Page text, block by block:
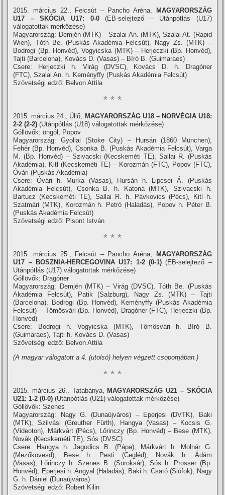
2015. március 22., Felcsút – Pancho Aréna,
MAGYARORSZÁG
U17 – SKÓCIA U17: 0-0(EB-selejtező – Utánpótlás (U17)
válogatottak mérkőzése)
Magyarország: Demjén (MTK) – Szalai An. (MTK), Szalai At. (Rapid
Wien), Tóth Be. (Puskás Akadémia Felcsút), Nagy Zs. (MTK) –
Bodrogi (Bp. Honvéd), Vogyicska (MTK) – Herjeczki (Bp. Honvéd),
Tajti (Barcelona), Kovács D. (Vasas) – Bí­ró B. (Guimaraes)
Csere: Herjeczki h. Virág (DVSC), Kovács D. h. Dragóner
(FTC), Szalai An. h. Keményffy (Puskás Akadémia Felcsút)
Szövetségi edző: Belvon Attila
* * *
2015. március 24., Üllő, MAGYARORSZÁG U18 – NORVÉGIA U18:
2-2 (2-2) (Utánpótlás (U18) válogatottak mérkőzése)
Góllövők: öngól, Popov
Magyarország: Gyollai (Stoke City) – Hursán (1860 München),
Fehér (Bp. Honvéd), Csonka B. (Puskás Akadémia Felcsút), Varga
M. (Bp. Honvéd) – Szivacski (Kecskeméti TE), Sallai R. (Puskás
Akadémia), Kitl (Kecskeméti TE) – Korozmán (FTC), Popov (FTC),
Óvári (Puskás Akadémia)
Csere: Óvári h. Murka (Vasas), Hursán h. Lipcsei Á. (Puskás
Akadémia Felcsút), Csonka B. h. Katona (MTK), Szivacski h.
Bartucz (Kecskeméti TE), Sallai R. h. Pávkovics (Pécs), Kitl h.
Szatmári (MTK), Korozmán h. Petró (Haladás), Popov h. Péter B.
(Puskás Akadémia Felcsút)
Szövetségi edző: Pisont István
* * *
2015. március 25., Felcsút – Pancho Aréna,
MAGYARORSZÁG
U17 – BOSZNIA-HERCEGOVINA U17: 1-2 (0-1)(EB-selejtező –
Utánpótlás (U17) válogatottak mérkőzése)
Góllövők: Dragóner
Magyarország: Demjén (MTK) – Virág (DVSC), Tóth Be. (Puskás
Akadémia Felcsút), Patik (Salzburg), Nagy Zs. (MTK) – Tajti
(Barcelona), Bodrogi (Bp. Honvéd), Keményffy (Puskás Akadémia
Felcsút) – Tömösvári (Bp. Honvéd), Dragóner (FTC), Herjeczki (Bp.
Honvéd)
Csere: Bodrogi h. Vogyicska (MTK), Tömösvári h. Bí­ró B.
(Guimaraes), Tajti h. Kovács D. (Vasas)
Szövetségi edző: Belvon Attila
(A magyar válogatott a 4. (utolsó) helyen végzett csoportjában.)
* * *
2015. március 26., Tatabánya, MAGYARORSZÁG U21 – SKÓCIA
U21: 1-2 (0-0) (Utánpótlás (U21) válogatottak mérkőzése)
Góllövők: Szenes
Magyarország: Nagy G. (Dunaújváros) – Eperjesi (DVTK), Baki
(MTK), Szilvási (Greuther Fürth), Hangya (Vasas) – Kocsis G.
(Videoton), Márkvárt (Pécs), Lőrinczy (Bp. Honvéd) – Bese (MTK),
Novák (Kecskeméti TE), Sós (DVSC)
Csere: Hangya h. Jagodics B. (Pápa), Márkvárt h. Molnár G.
(Mezőkövesd), Bese h. Pesti (Cegléd), Novák h. Ádám
(Vasas), Lőrinczy h. Szenes B. (Soroksár), Sós h. Prosser (Bp.
Honvéd), Eperjesi h. Angyal (Haladás), Baki h. Csató (Siófok), Nagy
G. h. Dániel (Dunaújváros)
Szövetségi edző: Robert Kilin